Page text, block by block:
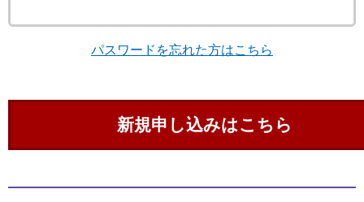
パスワードを忘れた方はこちら
新規申し込みはこちら